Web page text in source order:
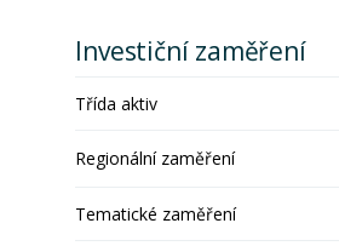
Investiční zaměření
Třída aktiv
Regionální zaměření
Tematické zaměření